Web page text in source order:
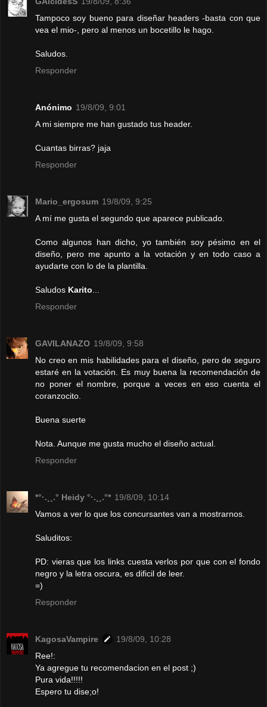
Tampoco soy bueno para diseñar headers -basta con que
vea el mio-, pero al menos un bocetillo le hago.
Saludos.
Responder
Anónimo 19/8/09, 9:01
A mi siempre me han gustado tus header.
Cuantas birras? jaja
Responder
Mario_ergosum 19/8/09, 9:25
A mí me gusta el segundo que aparece publicado.
Como algunos han dicho, yo también soy pésimo en el
diseño, pero me apunto a la votación y en todo caso a
ayudarte con lo de la plantilla.
Saludos Karito...
Responder
GAVILANAZO 19/8/09, 9:58
No creo en mis habilidades para el diseño, pero de seguro
estaré en la votación. Es muy buena la recomendación de
no poner el nombre, porque a veces en eso cuenta el
coranzocito.
Buena suerte
Nota. Aunque me gusta mucho el diseño actual.
Responder
*°·.¸¸.° Heidy °·.¸¸.°* 19/8/09, 10:14
Vamos a ver lo que los concursantes van a mostrarnos.
Saluditos:
PD: vieras que los links cuesta verlos por que con el fondo
negro y la letra oscura, es dificil de leer.
=)
Responder
KagosaVampire
19/8/09, 10:28
Ree!:
Ya agregue tu recomendacion en el post ;)
Pura vida!!!!!
Espero tu dise;o!